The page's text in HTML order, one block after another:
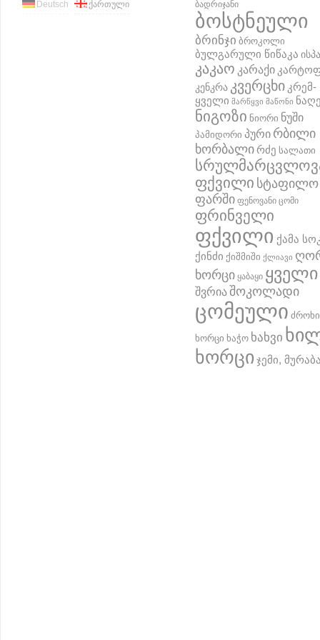
Deutsch ქართული ბადრიჯანი
ბოსტნეული
ბრინჯი ბროკოლი
ბულგარული წიწაკა
კაკაო კარაქი
კენკრა კვერცხი კრემ-
ყველი მარწყვი მაწონი
ნიგოზი ნიორი ნუში
პამიდორი პური რბილი
ხორბალირძე სალათი
ფქვილი სტაფილო
ფარში ფენოვანი ცომი
ფრინველი
ფქვილი ქამა
ქინძი ქიშმიში ქლიავი
ხორცი ყაბაყი ყველი
შვრიაშოკოლადი
ცომეული
ხორცი ხაჭო ხახვი
ხორცი ჯემი,